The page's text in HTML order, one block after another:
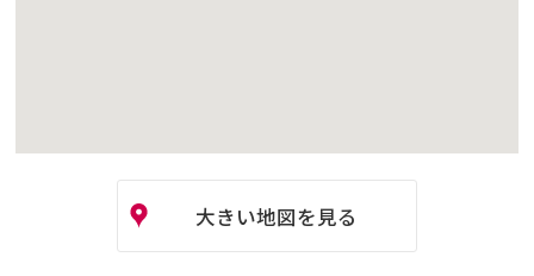
大きい地図を見る